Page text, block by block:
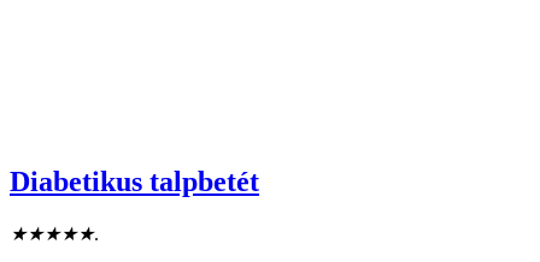
Diabetikus talpbetét
★★★★★.